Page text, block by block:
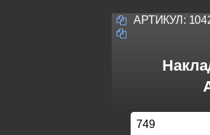
АРТИКУЛ:
749